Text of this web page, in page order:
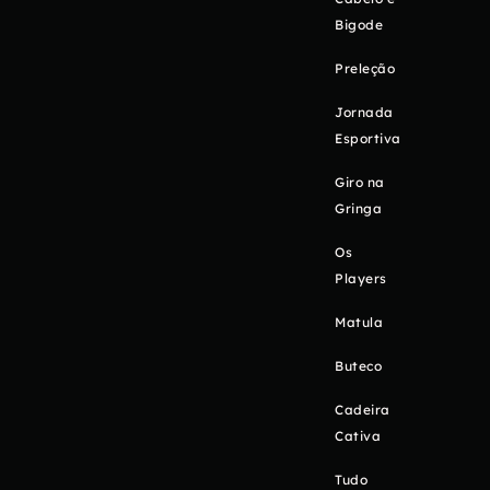
Bigode
Preleção
Jornada
Esportiva
Giro na
Gringa
Os
Players
Matula
Buteco
Cadeira
Cativa
Tudo